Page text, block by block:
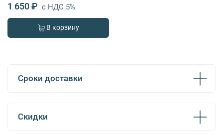
1 650 ₽ с НДС 5%
В корзину
Сроки доставки
Скидки